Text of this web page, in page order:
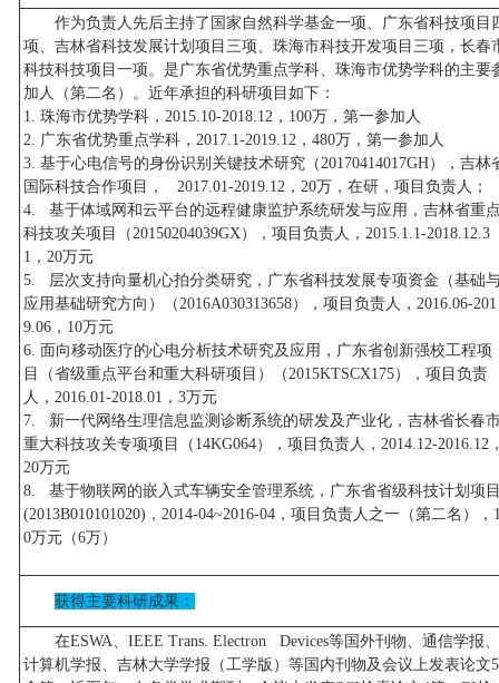
作为负责人先后主持了国家自然科学基金一项、广东省科技项目
项、吉林省科技发展计划项目三项、珠海市科技开发项目三项，长春
科技科技项目一项。是广东省优势重点学科、珠海市优势学科的主要
加人（第二名）。近年承担的科研项目如下：
1. 珠海市优势学科，2015.10-2018.12，100万，第一参加人
2. 广东省优势重点学科，2017.1-2019.12，480万，第一参加人
3. 基于心电信号的身份识别关键技术研究（20170414017GH），吉林
国际科技合作项目， 2017.01-2019.12，20万，在研，项目负责人；
4. 基于体域网和云平台的远程健康监护系统研发与应用，吉林省重
科技攻关项目（20150204039GX），项目负责人，2015.1.1-2018.12.3
1，20万元
5. 层次支持向量机心拍分类研究，广东省科技发展专项资金（基础
应用基础研究方向）（2016A030313658），项目负责人，2016.06-201
9.06，10万元
6. 面向移动医疗的心电分析技术研究及应用，广东省创新强校工程项
目（省级重点平台和重大科研项目）（2015KTSCX175），项目负责
人，2016.01-2018.01，3万元
7. 新一代网络生理信息监测诊断系统的研发及产业化，吉林省长春
重大科技攻关专项项目（14KG064），项目负责人，2014.12-2016.12
20万元
8. 基于物联网的嵌入式车辆安全管理系统，广东省省级科技计划项
(2013B010101020)，2014-04~2016-04，项目负责人之一（第二名），
0万元（6万）
获得主要科研成果：
在ESWA、IEEE Trans. Electron Devices等国外刊物、通信学报、
计算机学报、吉林大学学报（工学版）等国内刊物及会议上发表论文